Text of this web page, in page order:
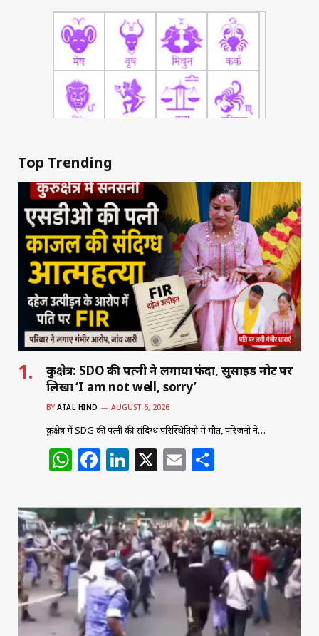
Top Trending
कुरुक्षेत्र: SDO की पत्नी ने लगाया फंदा, सुसाइड नोट पर
लिखा ‘I am not well, sorry’
BY ATAL HIND AUGUST 6, 2026
कुरुक्षेत्र में SDG की पत्नी की संदिग्ध परिस्थितियों में मौत, परिजनों ने…
W
at
s
A
p
p
F
c
e
b
o
o
k
Li
k
e
dI
n
X E
ai
l
ar
e